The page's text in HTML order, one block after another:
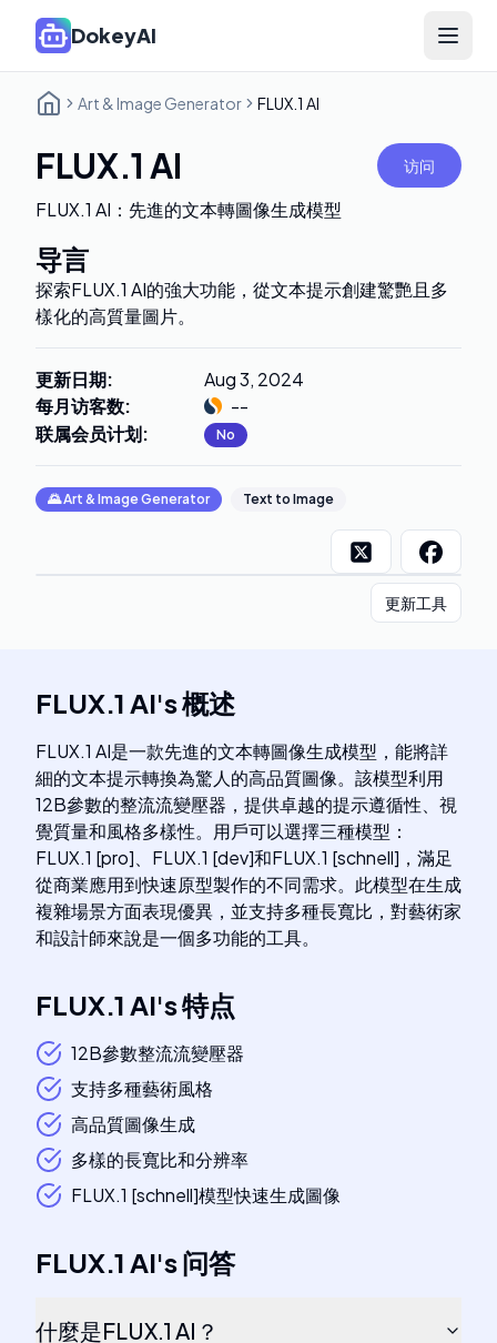
DokeyAI Open
Art & Image Generator FLUX.1 AI
FLUX.1 AI 访问
FLUX.1 AI：先進的文本轉圖像生成模型
导言
探索FLUX.1 AI的強大功能，從文本提示創建驚艷且多
樣化的高質量圖片。
更新日期:
Aug 3, 2024
每月访客数:
--
联属会员计划: No
🌄Art & Image Generator Text to Image
更新工具
FLUX.1 AI's概述
FLUX.1 AI是一款先進的文本轉圖像生成模型，能將詳
細的文本提示轉換為驚人的高品質圖像。該模型利用
12B參數的整流流變壓器，提供卓越的提示遵循性、視
覺質量和風格多樣性。用戶可以選擇三種模型：
FLUX.1 [pro]、FLUX.1 [dev]和FLUX.1 [schnell]，滿足
從商業應用到快速原型製作的不同需求。此模型在生成
複雜場景方面表現優異，並支持多種長寬比，對藝術家
和設計師來說是一個多功能的工具。
FLUX.1 AI's特点
12B參數整流流變壓器
支持多種藝術風格
高品質圖像生成
多樣的長寬比和分辨率
FLUX.1 [schnell]模型快速生成圖像
FLUX.1 AI's问答
什麼是FLUX.1 AI？